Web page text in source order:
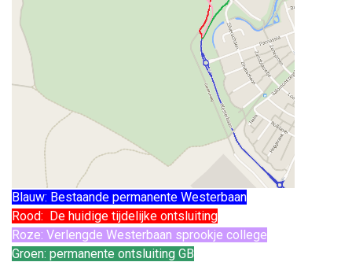
Blauw: Bestaande permanente Westerbaan
Rood: De huidige tijdelijke ontsluiting
Roze: Verlengde Westerbaan sprookje college
Groen: permanente ontsluiting GB